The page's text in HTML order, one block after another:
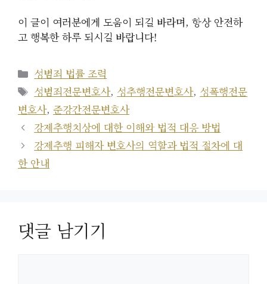
이 글이 여러분에게 도움이 되길 바라며, 항상 안전하
고 행복한 하루 되시길 바랍니다!
카
테
고
리
성범죄 법률 조력
태
그
성범죄전문변호사, 성추행전문변호사, 성폭행전문
변호사, 준강간전문변호사
강제추행치상에 대한 이해와 법적 대응 방법
강제추행 피해자 변호사의 역할과 법적 절차에 대
한 안내
댓글 남기기